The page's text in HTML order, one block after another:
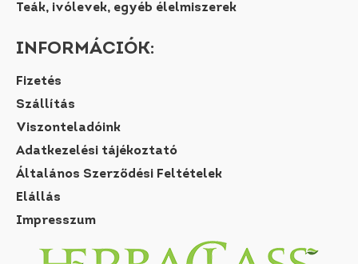
Teák, ivólevek, egyéb élelmiszerek
INFORMÁCIÓK:
Fizetés
Szállítás
Viszonteladóink
Adatkezelési tájékoztató
Általános Szerződési Feltételek
Elállás
Impresszum